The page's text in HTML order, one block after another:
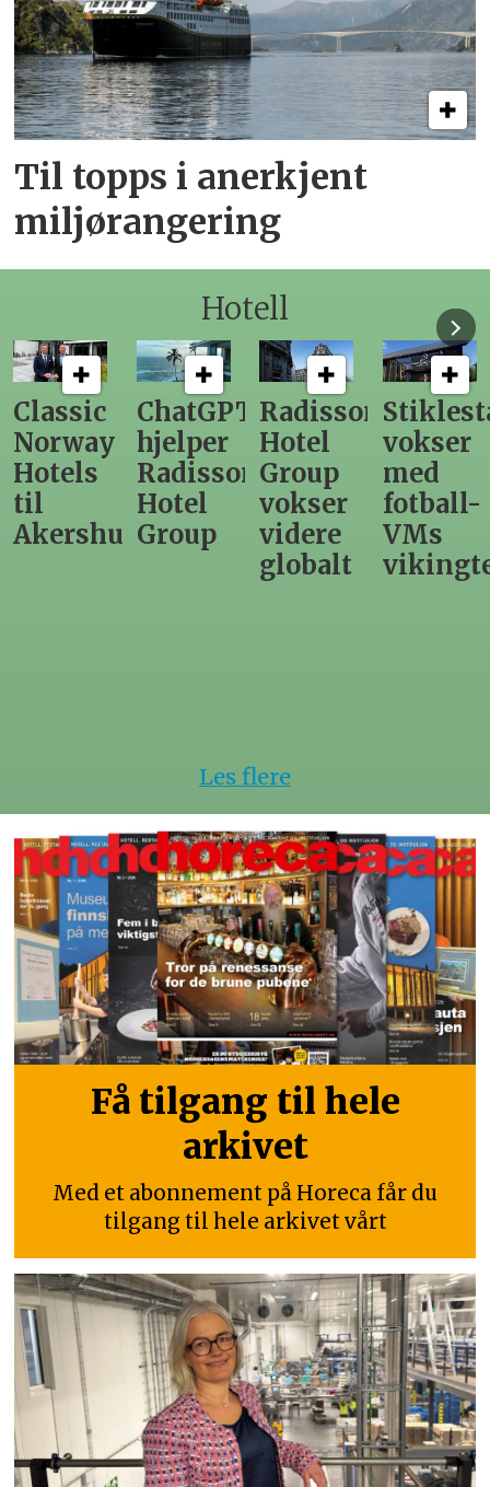
Til topps i anerkjent
miljørangering
Hotell
ChatGPT
hjelper
Radisson
Hotel
Group
Radisson
Hotel
Group
vokser
videre
Stiklestad
vokser
med
fotball-
VMs
vikingtematikk
Fra
direktør
til
nytt
Les flere
Få tilgang til hele
arkivet
Med et abonnement på Horeca får du
tilgang til hele arkivet vårt